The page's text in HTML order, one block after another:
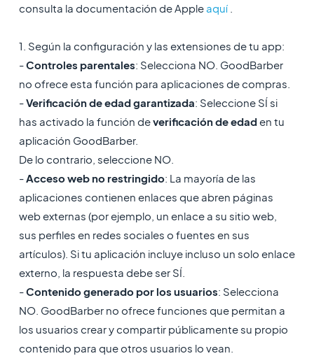
consulta la documentación de Apple aquí.
1. Según la configuración y las extensiones de tu app:
-Controles parentales: Selecciona NO. GoodBarber
no ofrece esta función para aplicaciones de compras.
-Verificación de edad garantizada: Seleccione SÍ si
has activado la función deverificación de edaden tu
aplicación GoodBarber.
De lo contrario, seleccione NO.
-Acceso web no restringido: La mayoría de las
aplicaciones contienen enlaces que abren páginas
web externas (por ejemplo, un enlace a su sitio web,
sus perfiles en redes sociales o fuentes en sus
artículos). Si tu aplicación incluye incluso un solo enlace
externo, la respuesta debe ser SÍ.
-Contenido generado por los usuarios: Selecciona
NO. GoodBarber no ofrece funciones que permitan a
los usuarios crear y compartir públicamente su propio
contenido para que otros usuarios lo vean.